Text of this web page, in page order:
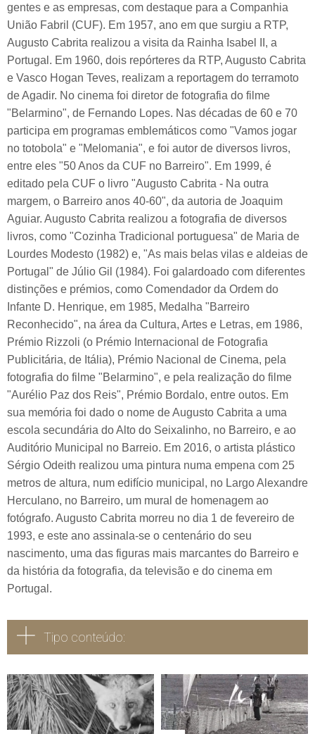
gentes e as empresas, com destaque para a Companhia
União Fabril (CUF). Em 1957, ano em que surgiu a RTP,
Augusto Cabrita realizou a visita da Rainha Isabel II, a
Portugal. Em 1960, dois repórteres da RTP, Augusto Cabrita
e Vasco Hogan Teves, realizam a reportagem do terramoto
de Agadir. No cinema foi diretor de fotografia do filme
"Belarmino", de Fernando Lopes. Nas décadas de 60 e 70
participa em programas emblemáticos como "Vamos jogar
no totobola" e "Melomania", e foi autor de diversos livros,
entre eles "50 Anos da CUF no Barreiro". Em 1999, é
editado pela CUF o livro "Augusto Cabrita - Na outra
margem, o Barreiro anos 40-60", da autoria de Joaquim
Aguiar. Augusto Cabrita realizou a fotografia de diversos
livros, como "Cozinha Tradicional portuguesa" de Maria de
Lourdes Modesto (1982) e, "As mais belas vilas e aldeias de
Portugal" de Júlio Gil (1984). Foi galardoado com diferentes
distinções e prémios, como Comendador da Ordem do
Infante D. Henrique, em 1985, Medalha "Barreiro
Reconhecido", na área da Cultura, Artes e Letras, em 1986,
Prémio Rizzoli (o Prémio Internacional de Fotografia
Publicitária, de Itália), Prémio Nacional de Cinema, pela
fotografia do filme "Belarmino", e pela realização do filme
"Aurélio Paz dos Reis", Prémio Bordalo, entre outos. Em
sua memória foi dado o nome de Augusto Cabrita a uma
escola secundária do Alto do Seixalinho, no Barreiro, e ao
Auditório Municipal no Barreio. Em 2016, o artista plástico
Sérgio Odeith realizou uma pintura numa empena com 25
metros de altura, num edifício municipal, no Largo Alexandre
Herculano, no Barreiro, um mural de homenagem ao
fotógrafo. Augusto Cabrita morreu no dia 1 de fevereiro de
1993, e este ano assinala-se o centenário do seu
nascimento, uma das figuras mais marcantes do Barreiro e
da história da fotografia, da televisão e do cinema em
Portugal.
Tipo conteúdo:
Todos Vídeo Áudio